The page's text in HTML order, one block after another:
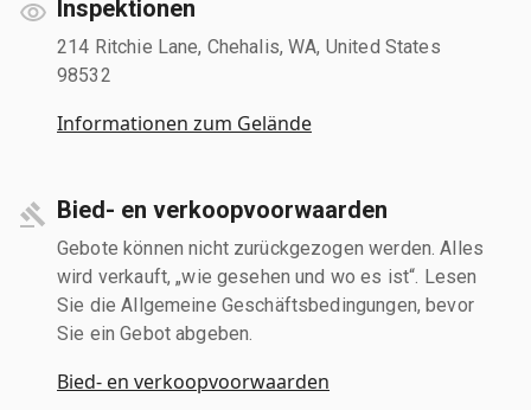
Inspektionen
214 Ritchie Lane, Chehalis, WA, United States
98532
Informationen zum Gelände
Bied- en verkoopvoorwaarden
Gebote können nicht zurückgezogen werden. Alles
wird verkauft, „wie gesehen und wo es ist“. Lesen
Sie die Allgemeine Geschäftsbedingungen, bevor
Sie ein Gebot abgeben.
Bied- en verkoopvoorwaarden